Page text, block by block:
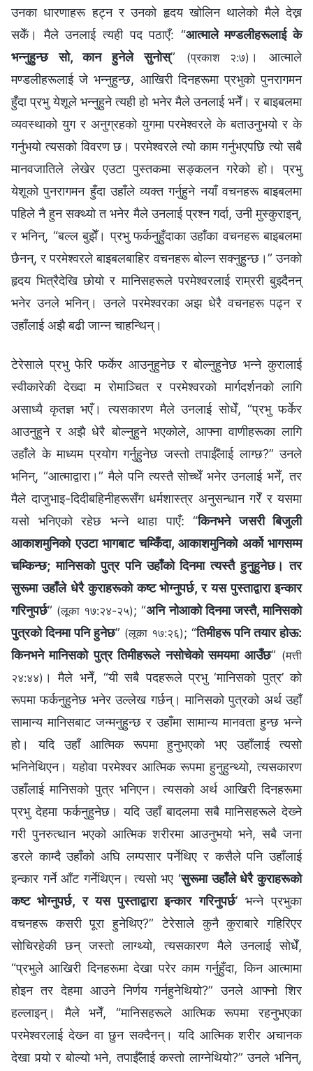
उनका धारणाहरू हट्न र उनको हृदय खोलिन थालेको मैले देख्न
सकेँ। मैले उनलाई त्यही पद पठाएँ: “आत्माले मण्डलीहरूलाई के
भन्‍नुहुन्छ सो, कान हुनेले सुनोस्” (प्रकाश २:७) । आत्माले
मण्डलीहरूलाई जे भन्‍नुहुन्छ, आखिरी दिनहरूमा प्रभुको पुनरागमन
हुँदा प्रभु येशूले भन्‍नुहुने त्यही हो भनेर मैले उनलाई भनेँ। र बाइबलमा
व्यवस्थाको युग र अनुग्रहको युगमा परमेश्‍वरले के बताउनुभयो र के
गर्नुभयो त्यसको विवरण छ। परमेश्‍वरले त्यो काम गर्नुभएपछि त्यो सबै
मानवजातिले लेखेर एउटा पुस्तकमा सङ्कलन गरेको हो। प्रभु
येशूको पुनरागमन हुँदा उहाँले व्यक्त गर्नुहुने नयाँ वचनहरू बाइबलमा
पहिले नै हुन सक्थ्यो त भनेर मैले उनलाई प्रश्‍न गर्दा, उनी मुस्कुराइन्,
र भनिन्, “बल्‍ल बुझेँ। प्रभु फर्कनुहुँदाका उहाँका वचनहरू बाइबलमा
छैनन्, र परमेश्‍वरले बाइबलबाहिर वचनहरू बोल्‍न सक्‍नुहुन्छ।” उनको
हृदय भित्रैदेखि छोयो र मानिसहरूले परमेश्‍वरलाई राम्ररी बुझ्दैनन्
भनेर उनले भनिन्। उनले परमेश्‍वरका अझ धेरै वचनहरू पढ्न र
उहाँलाई अझै बढी जान्‍न चाहन्थिन्।
टेरेसाले प्रभु फेरि फर्केर आउनुहुनेछ र बोल्‍नुहुनेछ भन्‍ने कुरालाई
स्वीकारेकी देख्दा म रोमाञ्चित र परमेश्वरको मार्गदर्शनको लागि
असाध्यै कृतज्ञ भएँ। त्यसकारण मैले उनलाई सोधेँ, “प्रभु फर्केर
आउनुहुने र अझै धेरै बोल्‍नुहुने भएकोले, आफ्‍ना वाणीहरूका लागि
उहाँले के माध्यम प्रयोग गर्नुहुनेछ जस्तो तपाईँलाई लाग्छ?” उनले
भनिन्, “आत्माद्वारा।” मैले पनि त्यस्तै सोच्थेँ भनेर उनलाई भनेँ, तर
मैले दाजुभाइ-दिदीबहिनीहरूसँग धर्मशास्‍त्र अनुसन्धान गरेँ र यसमा
यसो भनिएको रहेछ भन्‍ने थाहा पाएँ: “किनभने जसरी बिजुली
आकाशमुनिको एउटा भागबाट चम्किँदा, आकाशमुनिको अर्को भागसम्म
चम्किन्छ; मानिसको पुत्र पनि उहाँको दिनमा त्यस्तै हुनुहुनेछ। तर
सुरूमा उहाँले धेरै कुराहरूको कष्ट भोग्‍नुपर्छ, र यस पुस्ताद्वारा इन्कार
गरिनुपर्छ” (लूका १७:२४-२५); “अनि नोआको दिनमा जस्तै, मानिसको
पुत्रको दिनमा पनि हुनेछ” (लूका १७:२६); “तिमीहरू पनि तयार होऊ:
किनभने मानिसको पुत्र तिमीहरूले नसोचेको समयमा आउँछ” (मत्ती
२४:४४) । मैले भनेँ, “यी सबै पदहरूले प्रभु ‘मानिसको पुत्र’ को
रूपमा फर्कनुहुनेछ भनेर उल्‍लेख गर्छन्। मानिसको पुत्रको अर्थ उहाँ
सामान्य मानिसबाट जन्‍मनुहुन्छ र उहाँमा सामान्य मानवता हुन्छ भन्‍ने
हो। यदि उहाँ आत्मिक रूपमा हुनुभएको भए उहाँलाई त्यसो
भनिनेथिएन। यहोवा परमेश्‍वर आत्मिक रूपमा हुनुहुन्थ्यो, त्यसकारण
उहाँलाई मानिसको पुत्र भनिएन। त्यसको अर्थ आखिरी दिनहरूमा
प्रभु देहमा फर्कनुहुनेछ। यदि उहाँ बादलमा सबै मानिसहरूले देख्‍ने
गरी पुनरुत्थान भएको आत्मिक शरीरमा आउनुभयो भने, सबै जना
डरले काम्दै उहाँको अघि लम्पसार पर्नेथिए र कसैले पनि उहाँलाई
इन्कार गर्ने आँट गर्नेथिएन। त्यसो भए ‘सुरूमा उहाँले धेरै कुराहरूको
कष्ट भोग्‍नुपर्छ, र यस पुस्ताद्वारा इन्कार गरिनुपर्छ’ भन्‍ने प्रभुका
वचनहरू कसरी पूरा हुनेथिए?” टेरेसाले कुनै कुराबारे गहिरिएर
सोचिरहेकी छन् जस्तो लाग्थ्यो, त्यसकारण मैले उनलाई सोधेँ,
“प्रभुले आखिरी दिनहरूमा देखा परेर काम गर्नुहुँदा, किन आत्मामा
होइन तर देहमा आउने निर्णय गर्नहुनेथियो?” उनले आफ्‍नो शिर
हल्‍लाइन्। मैले भनेँ, “मानिसहरूले आत्मिक रूपमा रहनुभएका
परमेश्‍वरलाई देख्‍न वा छुन सक्दैनन्। यदि आत्मिक शरीर अचानक
देखा पर्‍यो र बोल्‍यो भने, तपाईँलाई कस्तो लाग्‍नेथियो?” उनले भनिन्,